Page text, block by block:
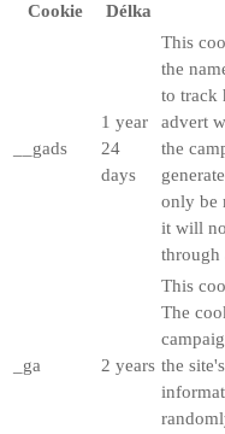
Cookie
Délka
__gads
1 year
24
days
This
the
to track
advert
the
only be
it will
through
_ga 2 years
This
The
the